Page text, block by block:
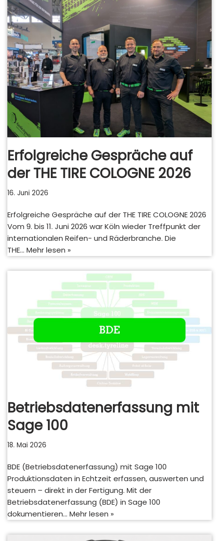
Erfolgreiche Gespräche auf
der THE TIRE COLOGNE 2026
16. Juni 2026
Erfolgreiche Gespräche auf der THE TIRE COLOGNE 2026
Vom 9. bis 11. Juni 2026 war Köln wieder Treffpunkt der
internationalen Reifen- und Räderbranche. Die
THE… Mehr lesen »
Betriebsdatenerfassung mit
Sage 100
18. Mai 2026
BDE (Betriebsdatenerfassung) mit Sage 100
Produktionsdaten in Echtzeit erfassen, auswerten und
steuern – direkt in der Fertigung. Mit der
Betriebsdatenerfassung (BDE) in Sage 100
dokumentieren… Mehr lesen »